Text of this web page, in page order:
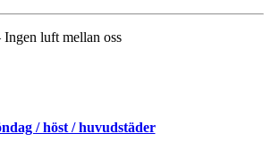
luft mellan oss
/ höst / huvudstäder